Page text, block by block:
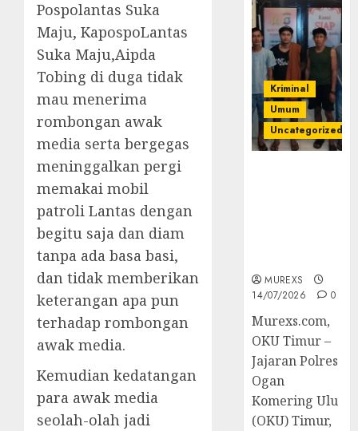
Pospolantas Suka
Maju, KapospoLantas
Suka Maju,Aipda
Tobing di duga tidak
mau menerima
rombongan awak
media serta bergegas
meninggalkan pergi
memakai mobil
patroli Lantas dengan
begitu saja dan diam
tanpa ada basa basi,
dan tidak memberikan
keterangan apa pun
terhadap rombongan
awak media.
Kemudian kedatangan
para awak media
seolah-olah jadi
Kriminal
Umum
Uncategorized
MUREXS
14/07/2026
0
Murexs.com,
OKU Timur –
Jajaran Polres
Ogan
Komering Ulu
(OKU) Timur,